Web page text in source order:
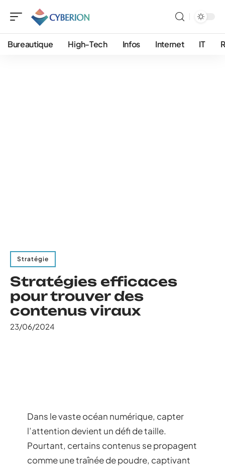
Bureautique High-Tech Infos Internet IT
Stratégie
Stratégies efficaces
pour trouver des
contenus viraux
23/06/2024
Dans le vaste océan numérique, capter
l’attention devient un défi de taille.
Pourtant, certains contenus se propagent
comme une traînée de poudre, captivant